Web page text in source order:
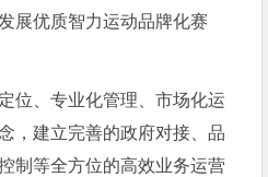
展优质智力运动品牌化赛
位、专业化管理、市场化运
，建立完善的政府对接、品
制等全方位的高效业务运营